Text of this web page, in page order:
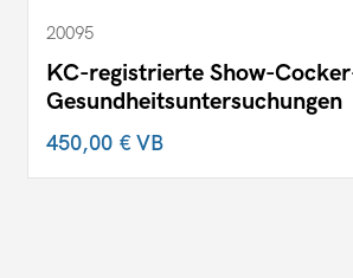
20095
KC-registrierte Show-
Gesundheitsuntersuchungen
450,00 €VB